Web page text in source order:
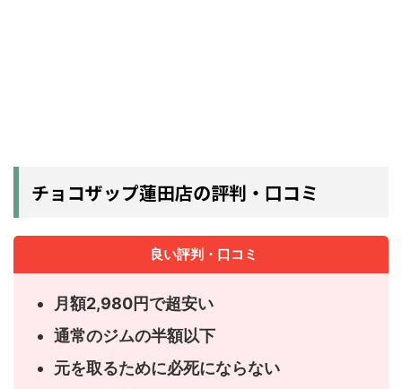
チョコザップ蓮田店の評判・口コミ
良い評判・口コミ
月額2,980円で超安い
通常のジムの半額以下
元を取るために必死にならない